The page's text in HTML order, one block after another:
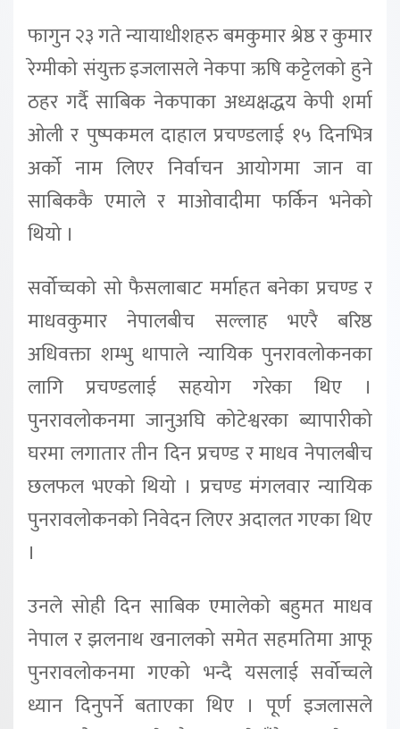
फागुन २३ गते न्यायाधीशहरु बमकुमार श्रेष्ठ र कुमार
रेग्मीको संयुक्त इजलासले नेकपा ऋषि कट्टेलको हुने
ठहर गर्दै साबिक नेकपाका अध्यक्षद्धय केपी शर्मा
ओली र पुष्पकमल दाहाल प्रचण्डलाई १५ दिनभित्र
अर्को नाम लिएर निर्वाचन आयोगमा जान वा
साबिककै एमाले र माओवादीमा फर्किन भनेको
थियो ।
सर्वोच्चको सो फैसलाबाट मर्माहत बनेका प्रचण्ड र
माधवकुमार नेपालबीच सल्लाह भएरै बरिष्ठ
अधिवक्ता शम्भु थापाले न्यायिक पुनरावलोकनका
लागि प्रचण्डलाई सहयोग गरेका थिए ।
पुनरावलोकनमा जानुअघि कोटेश्वरका ब्यापारीको
घरमा लगातार तीन दिन प्रचण्ड र माधव नेपालबीच
छलफल भएको थियो । प्रचण्ड मंगलवार न्यायिक
पुनरावलोकनको निवेदन लिएर अदालत गएका थिए
।
उनले सोही दिन साबिक एमालेको बहुमत माधव
नेपाल र झलनाथ खनालको समेत सहमतिमा आफू
पुनरावलोकनमा गएको भन्दै यसलाई सर्वोच्चले
ध्यान दिनुपर्ने बताएका थिए । पूर्ण इजलासले